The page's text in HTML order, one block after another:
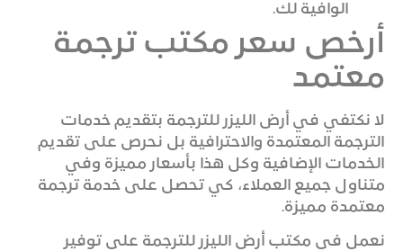
الوافية لك.
أرخص سعر مكتب ترجمة
معتمد
لا نكتفي في أرض الليزر للترجمة بتقديم خدمات
الترجمة المعتمدة والاحترافية بل نحرص على تقديم
الخدمات الإضافية وكل هذا بأسعار مميزة وفي
متناول جميع العملاء، كي تحصل على خدمة ترجمة
معتمدة مميزة.
نعمل في مكتب أرض الليزر للترجمة على توفير